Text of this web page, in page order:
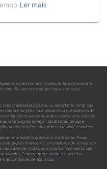
Ler mais
para fornecer qualquer tipo de produto
Se isso ocorrer, por favor, nos avise
mais atualizadas possível. É importante notar que
das instituições financeiras e/ou prestadores de
não temos parceria, todos os produtos listados
as informações estejam atualizadas. Sempre
das instituições financeiras que você escolher.
as informações precisas e atualizadas. Essas
financeiras, prestadores de serviços ou
parceiras, todos os produtos financeiros são
Sempre que escolher sua oferta,
as condições de aquisição.